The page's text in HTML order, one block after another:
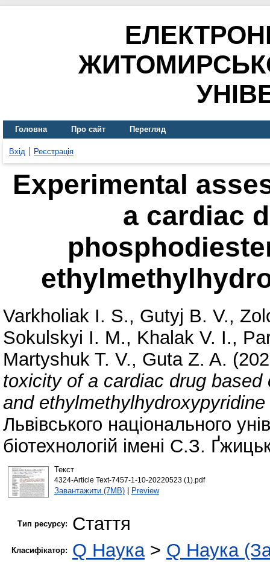
Головна Про сайт Перегляд
Вхід Реєстрація
Experimental
a cardiac
Varkholiak I. S., Gutyj B. V.,
Sokulskyi I. M., Khalak V. I.,
Martyshuk T. V., Guta Z. A.
toxicity of a cardiac drug
and
Львівського національного
біотехнологій імені С.З.
Текст
4324-Article Text-7457-1-10-20220523 (1).pdf
Завантажити (7MB)| Preview
Тип ресурсу: Стаття
Класифікатор: Q Наука> Q Наука